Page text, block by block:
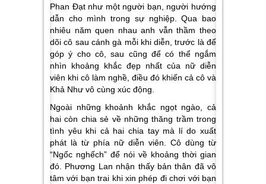
Phan Đạt như một người bạn, người hướng
dẫn cho mình trong sự nghiệp. Qua bao
nhiêu năm quen nhau anh vẫn thầm theo
dõi cô sau cánh gà mỗi khi diễn, trước là để
góp ý cho cô, sau cũng để có thể ngắm
nhìn khoảng khắc đẹp nhất của nữ diễn
viên khi cô làm nghề, điều đó khiến cả cô và
Khả Như vô cùng xúc động.
Ngoài những khoảnh khắc ngọt ngào, cả
hai còn chia sẻ về những thăng trầm trong
tình yêu khi cả hai chia tay mà lí do xuất
phát là từ phía nữ diễn viên. Cô dùng từ
“Ngốc nghếch” để nói về khoảng thời gian
đó. Phương Lan nhận thấy bản thân đã vô
tâm với bạn trai khi xin phép đi chơi với bạn